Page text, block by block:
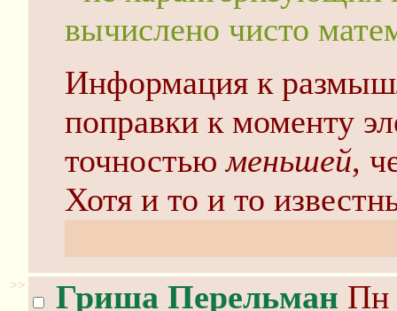
вычислено чисто
Информация к
поправки к моменту
точностьюменьшей,
Хотя и то и то
>> Гриша Перельман Пн